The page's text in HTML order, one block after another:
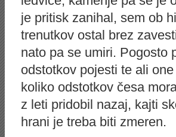
je pritisk zanihal, sem ob
trenutkov ostal brez
nato pa se umiri. Pogosto
odstotkov pojesti te ali
koliko odstotkov česa
z leti pridobil nazaj, kajti
hrani je treba biti zmeren.